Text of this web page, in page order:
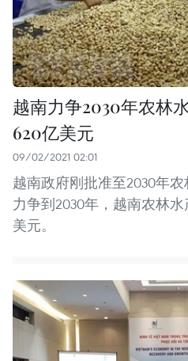
越南力争2030年农林
620亿美元
09/02/2021 02:01
越南政府刚批准至2030年
力争到2030年，越南农林
美元。